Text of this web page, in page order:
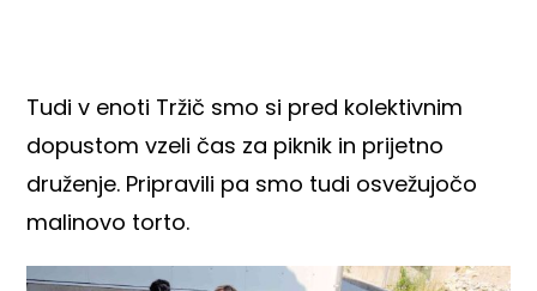
Tudi v enoti Tržič smo si pred kolektivnim
dopustom vzeli čas za piknik in prijetno
druženje. Pripravili pa smo tudi osvežujočo
malinovo torto.